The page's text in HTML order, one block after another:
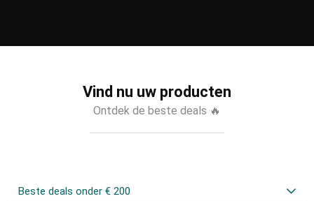
Vind nu uw producten
Ontdek de beste deals 🔥
Beste deals onder € 200